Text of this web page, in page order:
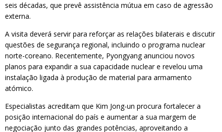
seis décadas, que prevê assistência mútua em caso de agressão
externa.
A visita deverá servir para reforçar as relações bilaterais e discutir
questões de segurança regional, incluindo o programa nuclear
norte-coreano. Recentemente, Pyongyang anunciou novos
planos para expandir a sua capacidade nuclear e revelou uma
instalação ligada à produção de material para armamento
atómico.
Especialistas acreditam que Kim Jong-un procura fortalecer a
posição internacional do país e aumentar a sua margem de
negociação junto das grandes potências, aproveitando a